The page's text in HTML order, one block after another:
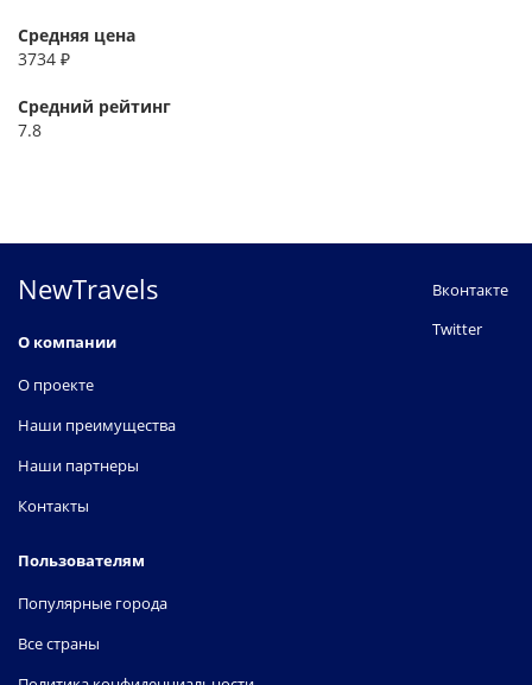
Средняя цена
3734 ₽
Средний рейтинг
7.8
NewTravels
О компании
О проекте
Наши преимущества
Наши партнеры
Контакты
Пользователям
Популярные города
Все страны
Вконтакте
Twitter